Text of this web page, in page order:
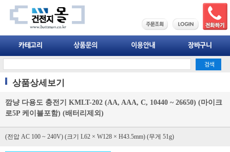
상품상세보기
깜냥 다용도 충전기 KMLT-202 (AA, AAA, C, 10440 ~ 26650) (마이크
로5P 케이블포함) (배터리제외)
(전압 AC 100 ~ 240V) (크기 L62 × W128 × H43.5mm) (무게 51g)